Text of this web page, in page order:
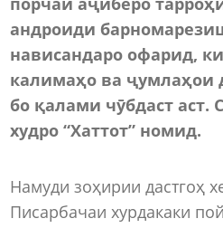
андроиди
нависандаро офарид,
калимаҳо ва ҷумлаҳои
бо қалами чӯбдаст аст.
худро “Хаттот” номид.
Намуди зоҳирии дастгоҳ
Писарбачаи хурдакаки